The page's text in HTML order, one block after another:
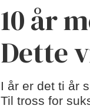
10 år
Dette
I år er det ti år
Til tross for